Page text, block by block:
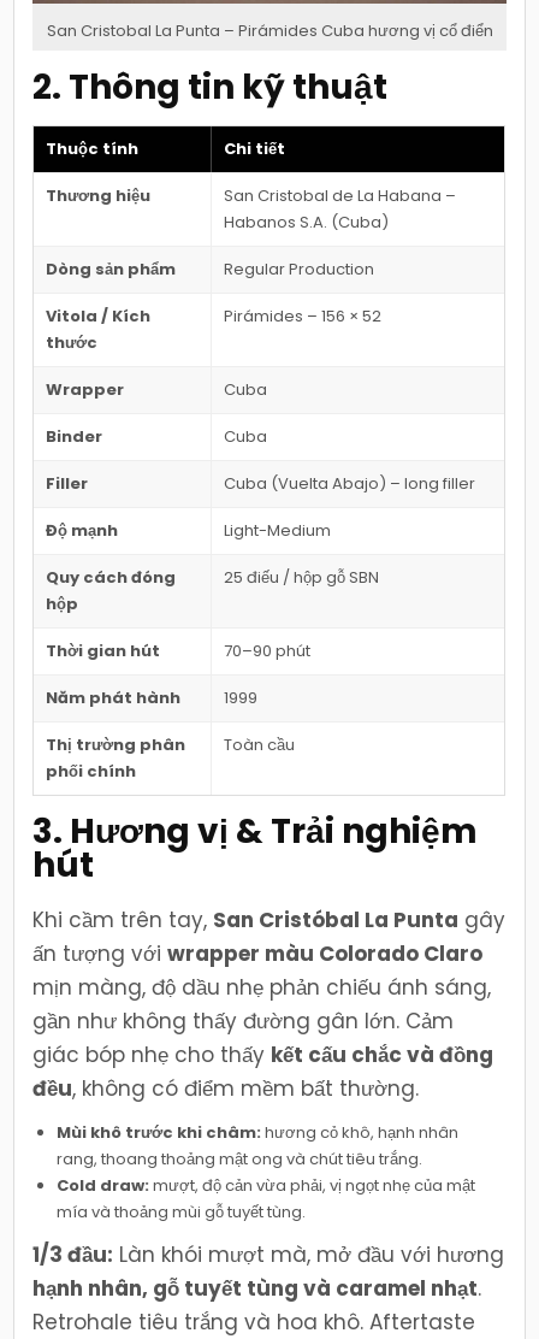
San Cristobal La Punta – Pirámides Cuba hương vị cổ điển
2. Thông tin kỹ thuật
Thuộc tính Chi tiết
Thương hiệu
San Cristobal de La Habana –
Habanos S.A. (Cuba)
Dòng sản phẩm Regular Production
Vitola / Kích
thước
Pirámides – 156 × 52
Wrapper Cuba
Binder Cuba
Filler Cuba (Vuelta Abajo) – long filler
Độ mạnh Light-Medium
Quy cách đóng
hộp
25 điếu / hộp gỗ SBN
Thời gian hút 70–90 phút
Năm phát hành 1999
Thị trường phân
phối chính
Toàn cầu
3. Hương vị & Trải nghiệm
hút
Khi cầm trên tay, San Cristóbal La Punta gây
ấn tượng vớiwrapper màu Colorado Claro
mịn màng, độ dầu nhẹ phản chiếu ánh sáng,
gần như không thấy đường gân lớn. Cảm
giác bóp nhẹ cho thấy kết cấu chắc và đồng
đều, không có điểm mềm bất thường.
Mùi khô trước khi châm: hương cỏ khô, hạnh nhân
rang, thoang thoảng mật ong và chút tiêu trắng.
Cold draw: mượt, độ cản vừa phải, vị ngọt nhẹ của mật
mía và thoảng mùi gỗ tuyết tùng.
1/3 đầu: Làn khói mượt mà, mở đầu với hương
hạnh nhân, gỗ tuyết tùng và caramel nhạt.
Retrohale tiêu trắng và hoa khô. Aftertaste